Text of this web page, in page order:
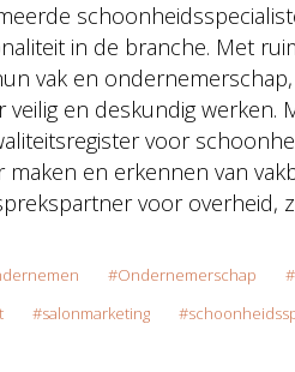
in de branche. Met
vak en
en deskundig werken.
voor
en erkennen van
voor overheid,
Ondernemerschap
salonmarketing